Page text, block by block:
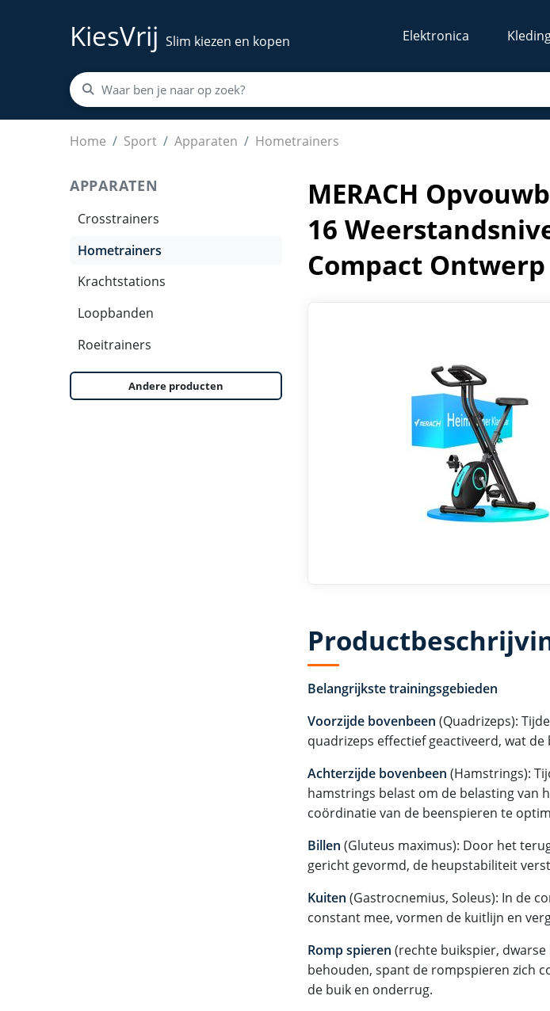
KiesVrij Slim kiezen en kopen Elektronica
Home Sport Apparaten Hometrainers
MERACH Opvouwbare Magnetische Hometrainer - 16 Weerstandsniveaus -
APPARATEN
Crosstrainers
Hometrainers
Krachtstations
Loopbanden
Roeitrainers
Andere producten
MERACH
16
Compact
Belangrijkste trainingsgebieden
Voorzijde bovenbeen (Quadrizeps):
quadrizeps effectief geactiveerd, wat
Achterzijde bovenbeen (Hamstrings):
hamstrings belast om de belasting van
coördinatie van de beenspieren te
Billen (Gluteus maximus): Door het
gericht gevormd, de heupstabiliteit
Kuiten (Gastrocnemius, Soleus): In de
constant mee, vormen de kuitlijn en
Romp spieren (rechte buikspier,
behouden, spant de rompspieren zich
de buik en onderrug.